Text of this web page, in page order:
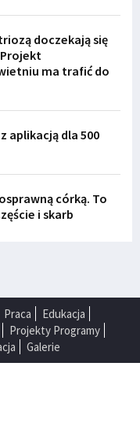
doczekają się
ma trafić do
aplikacją dla 500
córką. To
i skarb
Praca
Edukacja
Projekty Programy
Galerie